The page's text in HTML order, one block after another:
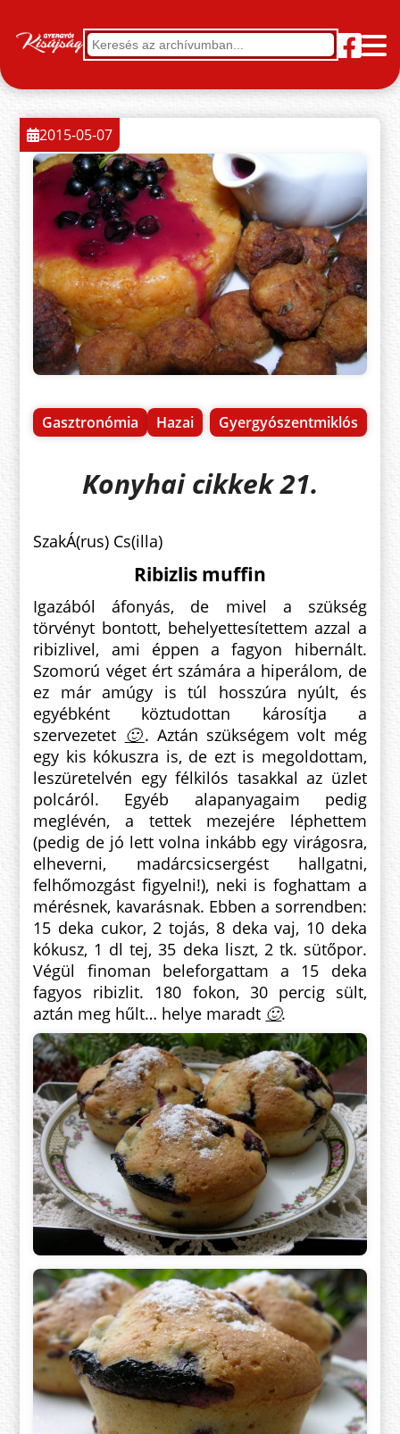
Gasztronómia Hazai Gyergyószentmiklós
2015-05-07
Konyhai cikkek 21.
SzakÁ(rus) Cs(illa)
Ribizlis muffin
Igazából áfonyás, de mivel a szükség
törvényt bontott, behelyettesítettem azzal a
ribizlivel, ami éppen a fagyon hibernált.
Szomorú véget ért számára a hiperálom, de
ez már amúgy is túl hosszúra nyúlt, és
egyébként köztudottan károsítja a
szervezetet 🙂. Aztán szükségem volt még
egy kis kókuszra is, de ezt is megoldottam,
leszüretelvén egy félkilós tasakkal az üzlet
polcáról. Egyéb alapanyagaim pedig
meglévén, a tettek mezejére léphettem
(pedig de jó lett volna inkább egy virágosra,
elheverni, madárcsicsergést hallgatni,
felhőmozgást figyelni!), neki is foghattam a
mérésnek, kavarásnak. Ebben a sorrendben:
15 deka cukor, 2 tojás, 8 deka vaj, 10 deka
kókusz, 1 dl tej, 35 deka liszt, 2 tk. sütőpor.
Végül finoman beleforgattam a 15 deka
fagyos ribizlit. 180 fokon, 30 percig sült,
aztán meg hűlt… helye maradt 🙂.